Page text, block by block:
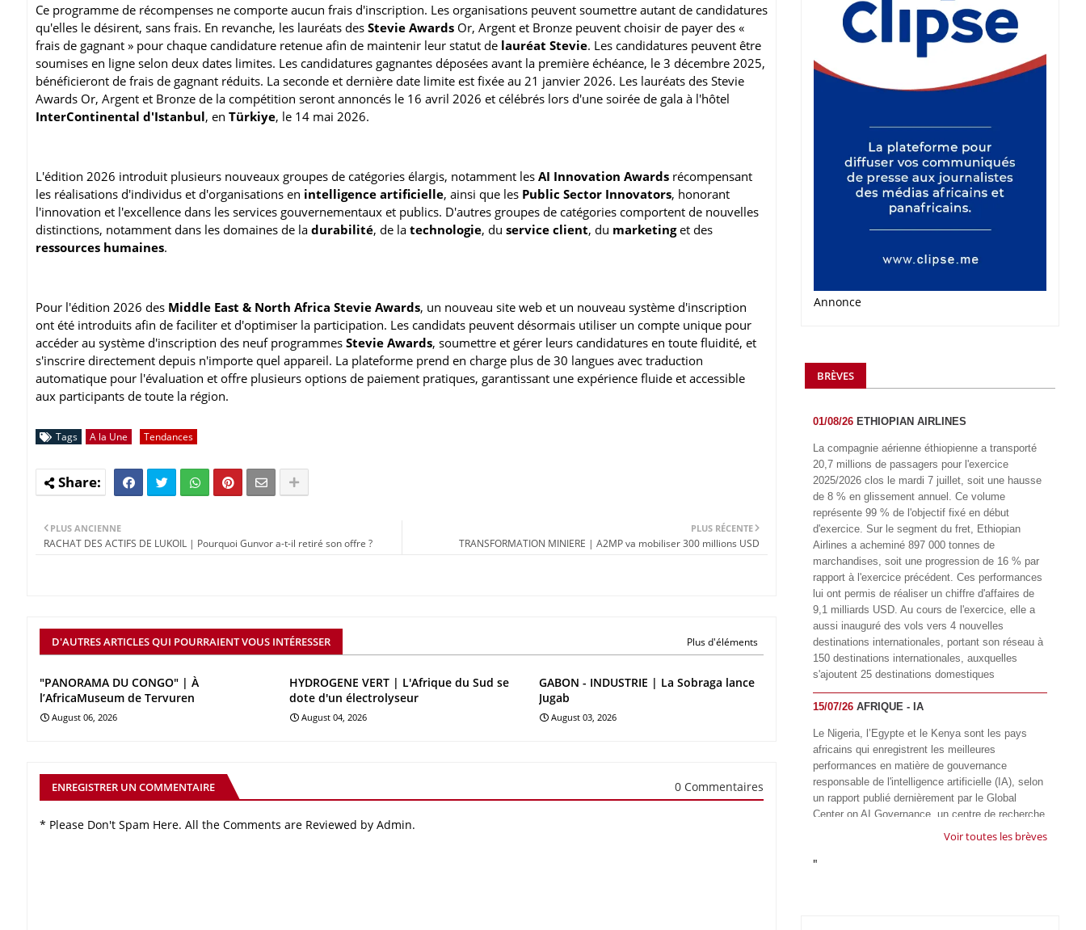
Ce programme de récompenses ne comporte aucun frais d'inscription. Les organisations peuvent soumettre autant de candidatures
qu'elles le désirent, sans frais. En revanche, les lauréats des Stevie Awards Or, Argent et Bronze peuvent choisir de payer des «
frais de gagnant » pour chaque candidature retenue afin de maintenir leur statut de lauréat Stevie. Les candidatures peuvent être
soumises en ligne selon deux dates limites. Les candidatures gagnantes déposées avant la première échéance, le 3 décembre 2025,
bénéficieront de frais de gagnant réduits. La seconde et dernière date limite est fixée au 21 janvier 2026. Les lauréats des Stevie
Awards Or, Argent et Bronze de la compétition seront annoncés le 16 avril 2026 et célébrés lors d'une soirée de gala à l'hôtel
InterContinental d'Istanbul, en Türkiye, le 14 mai 2026.
L'édition 2026 introduit plusieurs nouveaux groupes de catégories élargis, notamment les AI Innovation Awards récompensant
les réalisations d'individus et d'organisations en intelligence artificielle, ainsi que les Public Sector Innovators, honorant
l'innovation et l'excellence dans les services gouvernementaux et publics. D'autres groupes de catégories comportent de nouvelles
distinctions, notamment dans les domaines de la durabilité, de la technologie, du service client, du marketinget des
ressources humaines.
Pour l'édition 2026 des Middle East & North Africa Stevie Awards, un nouveau site web et un nouveau système d'inscription
ont été introduits afin de faciliter et d'optimiser la participation. Les candidats peuvent désormais utiliser un compte unique pour
accéder au système d'inscription des neuf programmes Stevie Awards, soumettre et gérer leurs candidatures en toute fluidité, et
s'inscrire directement depuis n'importe quel appareil. La plateforme prend en charge plus de 30 langues avec traduction
automatique pour l'évaluation et offre plusieurs options de paiement pratiques, garantissant une expérience fluide et accessible
aux participants de toute la région.
Tags A la Une Tendances
PLUS RÉCENTE
TRANSFORMATION MINIERE | A2MP va mobiliser 300 millions USD
PLUS ANCIENNE
RACHAT DES ACTIFS DE LUKOIL | Pourquoi Gunvor a-t-il retiré son offre ?
D'AUTRES ARTICLES QUI POURRAIENT VOUS INTÉRESSER Plus d'éléments
"PANORAMA DU CONGO" | À
l’AfricaMuseum de Tervuren
August 06, 2026
HYDROGENE VERT | L'Afrique du Sud se
dote d'un électrolyseur
August 04, 2026
GABON - INDUSTRIE | La Sobraga lance
Jugab
August 03, 2026
ENREGISTRER UN COMMENTAIRE 0 Commentaires
* Please Don't Spam Here. All the Comments are Reviewed by Admin.
Annonce
BRÈVES
01/08/26 ETHIOPIAN AIRLINES
La compagnie aérienne éthiopienne a transporté
20,7 millions de passagers pour l'exercice
2025/2026 clos le mardi 7 juillet, soit une hausse
de 8 % en glissement annuel. Ce volume
représente 99 % de l'objectif fixé en début
d'exercice. Sur le segment du fret, Ethiopian
Airlines a acheminé 897 000 tonnes de
marchandises, soit une progression de 16 % par
rapport à l'exercice précédent. Ces performances
lui ont permis de réaliser un chiffre d'affaires de
9,1 milliards USD. Au cours de l'exercice, elle a
aussi inauguré des vols vers 4 nouvelles
destinations internationales, portant son réseau à
150 destinations internationales, auxquelles
s'ajoutent 25 destinations domestiques
15/07/26 AFRIQUE - IA
Le Nigeria, l’Egypte et le Kenya sont les pays
africains qui enregistrent les meilleures
performances en matière de gouvernance
responsable de l'intelligence artificielle (IA), selon
un rapport publié dernièrement par le Global
Center on AI Governance, un centre de recherche
basé en Afrique du Sud, qui œuvre à promouvoir
à l'échelle mondiale. Alors que l’IA transforme
Voir toutes les brèves
"